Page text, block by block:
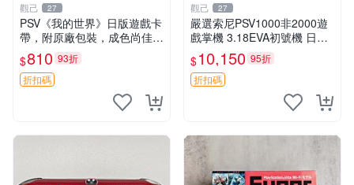
觀己 27
PSV《我的世界》日版遊戲卡
帶，附原廠包裝，成色尚佳，
功能完好，嚴選推薦給喜愛冒
險的玩家，同城交易，無退無
換 我的世界 PS4 游戲 卡帶
$810 93折
折扣碼
觀己 27
嚴選索尼PSV1000非2000遊
戲掌機 3.18EVA初號機 日版
實物 無點無線無老化 自用清
倉 EVA 初號機 PSV1000
$10,150 95折
折扣碼